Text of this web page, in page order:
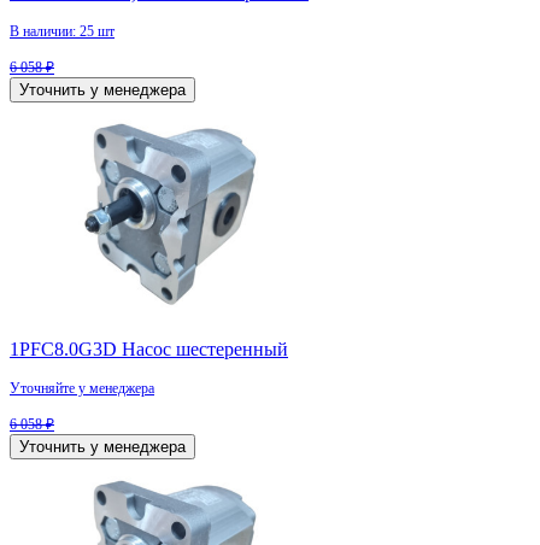
В наличии: 25 шт
6 058 ₽
Уточнить у менеджера
1PFC8.0G3D Насос шестеренный
Уточняйте у менеджера
6 058 ₽
Уточнить у менеджера